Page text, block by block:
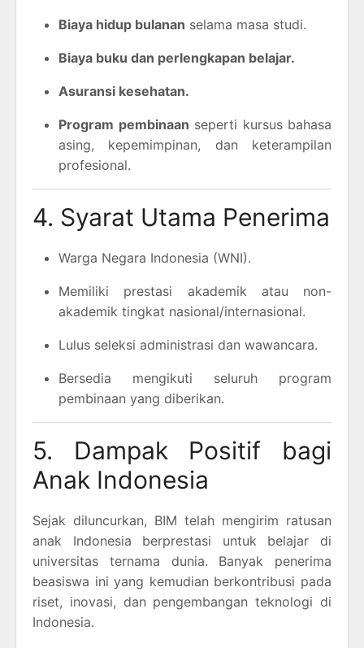
Biaya hidup bulanan selama masa studi.
Biaya buku dan perlengkapan belajar.
Asuransi kesehatan.
Program pembinaan seperti kursus bahasa
asing, kepemimpinan, dan keterampilan
profesional.
4. Syarat Utama Penerima
Warga Negara Indonesia (WNI).
Memiliki prestasi akademik atau non-
akademik tingkat nasional/internasional.
Lulus seleksi administrasi dan wawancara.
Bersedia mengikuti seluruh program
pembinaan yang diberikan.
5. Dampak Positif bagi
Anak Indonesia
Sejak diluncurkan, BIM telah mengirim ratusan
anak Indonesia berprestasi untuk belajar di
universitas ternama dunia. Banyak penerima
beasiswa ini yang kemudian berkontribusi pada
riset, inovasi, dan pengembangan teknologi di
Indonesia.